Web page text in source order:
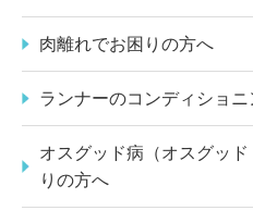
肉離れでお困りの方へ
ランナーのコンディショ
オスグッド病（オスグッ
りの方へ